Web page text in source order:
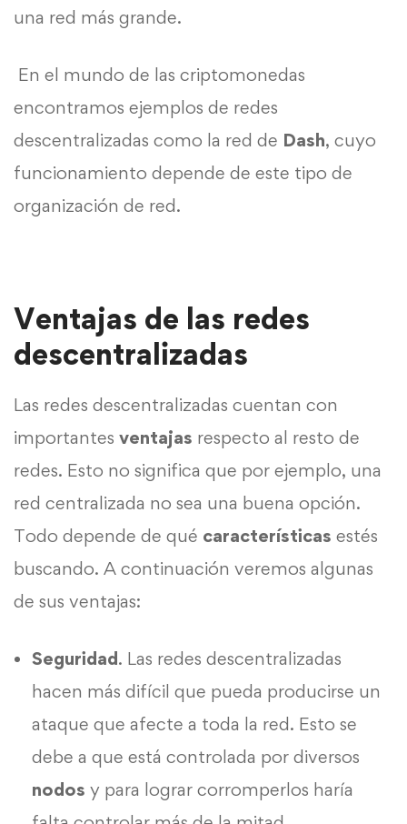
una red más grande.
En el mundo de las criptomonedas
encontramos ejemplos de redes
descentralizadas como la red de Dash, cuyo
funcionamiento depende de este tipo de
organización de red.
Ventajas de las redes
descentralizadas
Las redes descentralizadas cuentan con
importantes ventajas respecto al resto de
redes. Esto no significa que por ejemplo, una
red centralizada no sea una buena opción.
Todo depende de qué características estés
buscando. A continuación veremos algunas
de sus ventajas:
Seguridad. Las redes descentralizadas
hacen más difícil que pueda producirse un
ataque que afecte a toda la red. Esto se
debe a que está controlada por diversos
nodos y para lograr corromperlos haría